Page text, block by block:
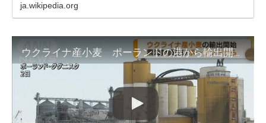
ja.wikipedia.org
ウクライナ産小麦 ポーランドの港から輸出開始(2022年6月3日)